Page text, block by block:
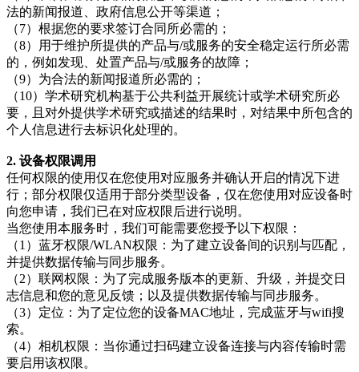
法的新闻报道、政府信息公开等渠道；
（7）根据您的要求签订合同所必需的；
（8）用于维护所提供的产品与/或服务的安全稳定运行所必需
的，例如发现、处置产品与/或服务的故障；
（9）为合法的新闻报道所必需的；
（10）学术研究机构基于公共利益开展统计或学术研究所必
要，且对外提供学术研究或描述的结果时，对结果中所包含的
个人信息进行去标识化处理的。
2. 设备权限调用
任何权限的使用仅在您使用对应服务并确认开启的情况下进
行；部分权限仅适用于部分类型设备，仅在您使用对应设备时
向您申请，我们已在对应权限后进行说明。
当您使用本服务时，我们可能需要您授予以下权限：
（1）蓝牙权限/WLAN权限：为了建立设备间的识别与匹配，
并提供数据传输与同步服务。
（2）联网权限：为了完成服务版本的更新、升级，并提交日
志信息和您的意见反馈；以及提供数据传输与同步服务。
（3）定位：为了定位您的设备MAC地址，完成蓝牙与wifi搜
索。
（4）相机权限：当你通过扫码建立设备连接与内容传输时需
要启用该权限。